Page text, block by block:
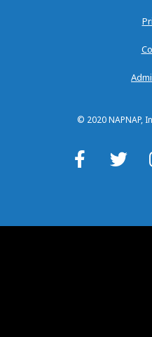
© 2020 NAPNAP,